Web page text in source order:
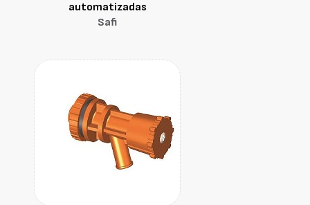
automatizadas
Safi